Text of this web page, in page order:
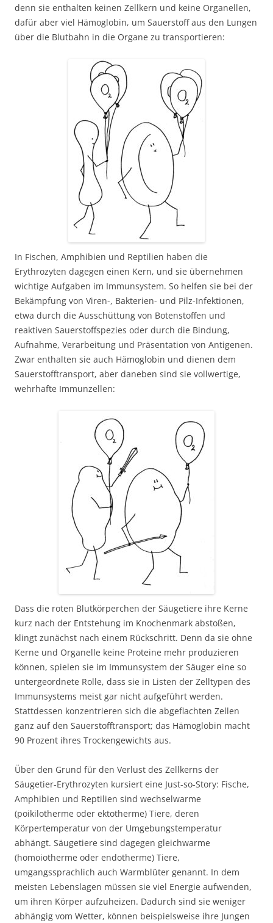
denn sie enthalten keinen Zellkern und keine Organellen,
dafür aber viel Hämoglobin, um Sauerstoff aus den Lungen
über die Blutbahn in die Organe zu transportieren:
In Fischen, Amphibien und Reptilien haben die
Erythrozyten dagegen einen Kern, und sie übernehmen
wichtige Aufgaben im Immunsystem. So helfen sie bei der
Bekämpfung von Viren-, Bakterien- und Pilz-Infektionen,
etwa durch die Ausschüttung von Botenstoffen und
reaktiven Sauerstoffspezies oder durch die Bindung,
Aufnahme, Verarbeitung und Präsentation von Antigenen.
Zwar enthalten sie auch Hämoglobin und dienen dem
Sauerstofftransport, aber daneben sind sie vollwertige,
wehrhafte Immunzellen:
Dass die roten Blutkörperchen der Säugetiere ihre Kerne
kurz nach der Entstehung im Knochenmark abstoßen,
klingt zunächst nach einem Rückschritt. Denn da sie ohne
Kerne und Organelle keine Proteine mehr produzieren
können, spielen sie im Immunsystem der Säuger eine so
untergeordnete Rolle, dass sie in Listen der Zelltypen des
Immunsystems meist gar nicht aufgeführt werden.
Stattdessen konzentrieren sich die abgeflachten Zellen
ganz auf den Sauerstofftransport; das Hämoglobin macht
90 Prozent ihres Trockengewichts aus.
Über den Grund für den Verlust des Zellkerns der
Säugetier-Erythrozyten kursiert eine Just-so-Story: Fische,
Amphibien und Reptilien sind wechselwarme
(poikilotherme oder ektotherme) Tiere, deren
Körpertemperatur von der Umgebungstemperatur
abhängt. Säugetiere sind dagegen gleichwarme
(homoiotherme oder endotherme) Tiere,
umgangssprachlich auch Warmblüter genannt. In dem
meisten Lebenslagen müssen sie viel Energie aufwenden,
um ihren Körper aufzuheizen. Dadurch sind sie weniger
abhängig vom Wetter, können beispielsweise ihre Jungen